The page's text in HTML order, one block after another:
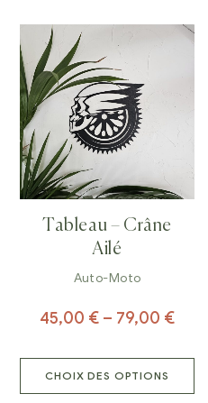
Tableau – Crâne
Ailé
Auto-Moto
45,00 € – 79,00 €
CHOIX DES OPTIONS